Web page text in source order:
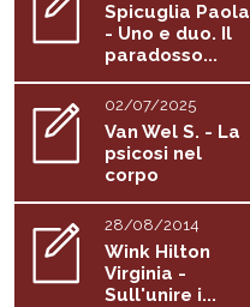
Spicuglia Paola
- Uno e duo. Il
paradosso...
02/07/2025
Van Wel S. - La
psicosi nel
corpo
28/08/2014
Wink Hilton
Virginia -
Sull'unire i...